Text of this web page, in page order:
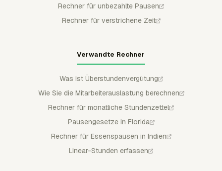
Rechner für unbezahlte Pausen
Rechner für verstrichene Zeit
Verwandte Rechner
Was ist Überstundenvergütung
Wie Sie die Mitarbeiterauslastung berechnen
Rechner für monatliche Stundenzettel
Pausengesetze in Florida
Rechner für Essenspausen in Indien
Linear-Stunden erfassen